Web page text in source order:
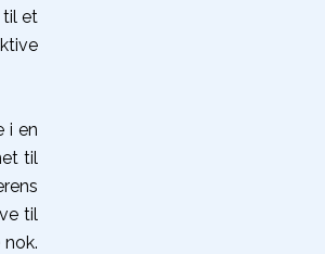
til et
i en
til
til